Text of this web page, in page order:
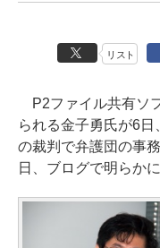
リスト
P2ファイル共有ソ
られる金子勇氏が6
の裁判で弁護団の事
日、ブログで明らかに